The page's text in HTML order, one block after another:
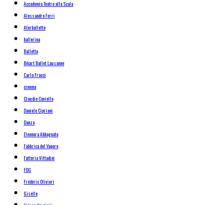
Accademia Teatro alla Scala
Alessandra Ferri
Aterballetto
ballerina
Balletto
Béjart Ballet Lausanne
Carla Fracci
cinema
Claudio Coviello
Daniele Cipriani
Danza
Eleonora Abbagnato
Fabbrica del Vapore
Fattoria Vittadini
FOG
Frédéric Olivieri
Giselle